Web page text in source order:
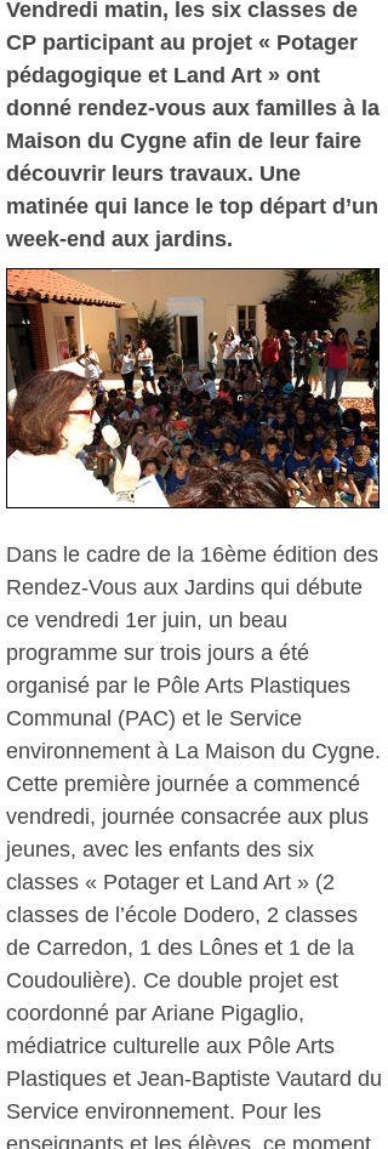
Vendredi matin, les six classes de
CP participant au projet « Potager
pédagogique et Land Art » ont
donné rendez-vous aux familles à la
Maison du Cygne afin de leur faire
découvrir leurs travaux. Une
matinée qui lance le top départ d’un
week-end aux jardins.
Dans le cadre de la 16ème édition des
Rendez-Vous aux Jardins qui débute
ce vendredi 1er juin, un beau
programme sur trois jours a été
organisé par le Pôle Arts Plastiques
Communal (PAC) et le Service
environnement à La Maison du Cygne.
Cette première journée a commencé
vendredi, journée consacrée aux plus
jeunes, avec les enfants des six
classes « Potager et Land Art » (2
classes de l’école Dodero, 2 classes
de Carredon, 1 des Lônes et 1 de la
Coudoulière). Ce double projet est
coordonné par Ariane Pigaglio,
médiatrice culturelle aux Pôle Arts
Plastiques et Jean-Baptiste Vautard du
Service environnement. Pour les
enseignants et les élèves, ce moment